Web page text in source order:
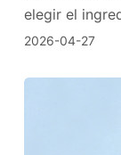
elegir el
2026-04-27